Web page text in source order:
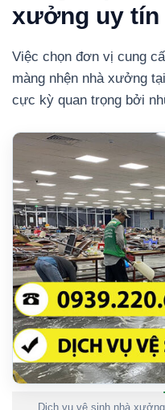
xưởng uy tín
Việc chọn đơn vị cung
màng nhện nhà xưởng
cực kỳ quan trọng bởi
Dịch vụ vệ sinh nhà